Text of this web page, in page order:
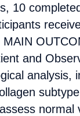
10
and
analysis,